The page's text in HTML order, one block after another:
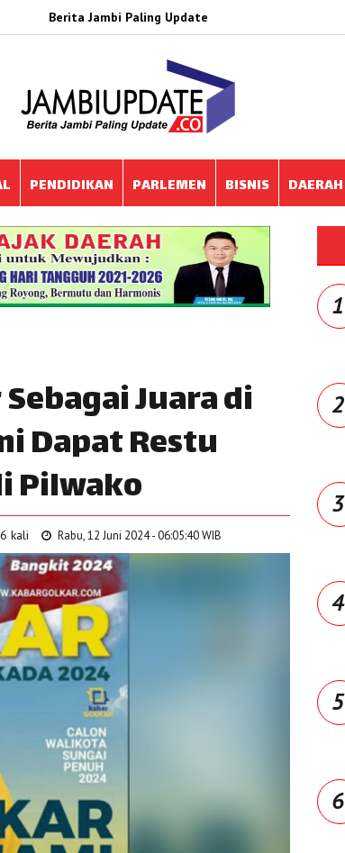
Berita Jambi Paling Update
PENDIDIKAN PARLEMEN BISNIS DAERAH
Juara di
Dapat Restu
Pilwako
kali Rabu, 12 Juni 2024 - 06:05:40 WIB
1
2
3
4
5
6